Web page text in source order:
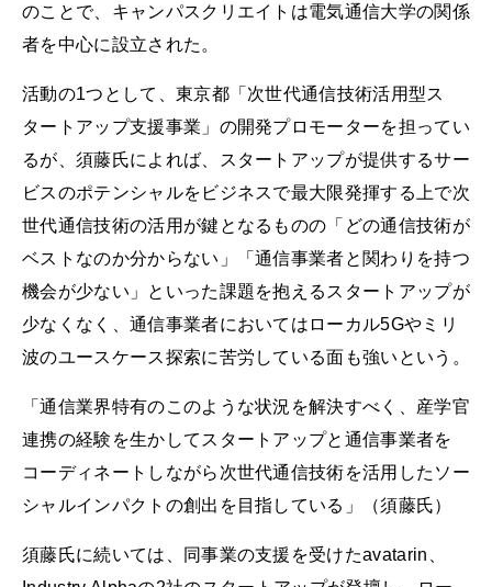
のことで、キャンパスクリエイトは電気通信大学の関係
者を中心に設立された。
活動の1つとして、東京都「次世代通信技術活用型ス
タートアップ支援事業」の開発プロモーターを担ってい
るが、須藤氏によれば、スタートアップが提供するサー
ビスのポテンシャルをビジネスで最大限発揮する上で次
世代通信技術の活用が鍵となるものの「どの通信技術が
ベストなのか分からない」「通信事業者と関わりを持つ
機会が少ない」といった課題を抱えるスタートアップが
少なくなく、通信事業者においてはローカル5Gやミリ
波のユースケース探索に苦労している面も強いという。
「通信業界特有のこのような状況を解決すべく、産学官
連携の経験を生かしてスタートアップと通信事業者を
コーディネートしながら次世代通信技術を活用したソー
シャルインパクトの創出を目指している」（須藤氏）
須藤氏に続いては、同事業の支援を受けたavatarin、